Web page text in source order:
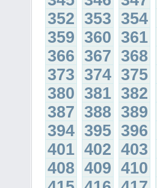
352 353 354
359 360 361
366 367 368
373 374 375
380 381 382
387 388 389
394 395 396
401 402 403
408 409 410